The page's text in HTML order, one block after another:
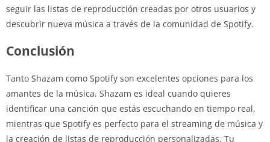
seguir las listas de reproducción creadas por otros usuarios y
descubrir nueva música a través de la comunidad de Spotify.
Conclusión
Tanto Shazam como Spotify son excelentes opciones para los
amantes de la música. Shazam es ideal cuando quieres
identificar una canción que estás escuchando en tiempo real,
mientras que Spotify es perfecto para el streaming de música y
la creación de listas de reproducción personalizadas. Tu